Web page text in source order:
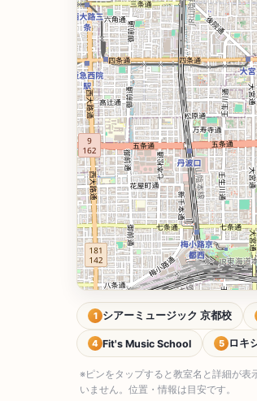
1 シアーミュージック 京都校
4 Fit's Music School 5 ロキ
※ピンをタップすると教室名と詳細が表
いません。位置・情報は目安です。